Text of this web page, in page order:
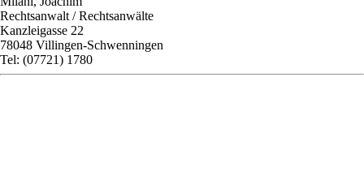
Rechtsanwalt / Rechtsanwälte
Kanzleigasse 22
78048 Villingen-Schwenningen
Tel: (07721) 1780